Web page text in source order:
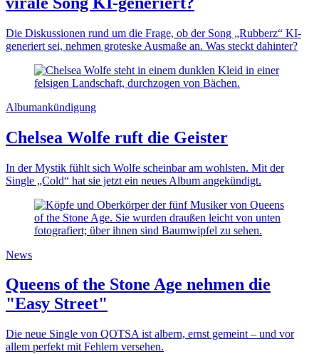
Die Diskussionen rund um die Frage, ob der Song „Rubberz“ KI-
generiert sei, nehmen groteske Ausmaße an. Was steckt dahinter?
Albumankündigung
Chelsea Wolfe ruft die Geister
In der Mystik fühlt sich Wolfe scheinbar am wohlsten. Mit der
Single „Cold“ hat sie jetzt ein neues Album angekündigt.
News
Queens of the Stone Age nehmen die
"Easy Street"
Die neue Single von QOTSA ist albern, ernst gemeint – und vor
allem perfekt mit Fehlern versehen.